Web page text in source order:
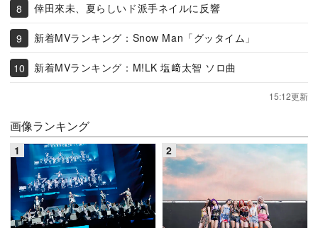
倖田來未、夏らしいド派手ネイルに反響
新着MVランキング：Snow Man「グッタイム」
新着MVランキング：M!LK 塩﨑太智 ソロ曲
15:12更新
画像ランキング